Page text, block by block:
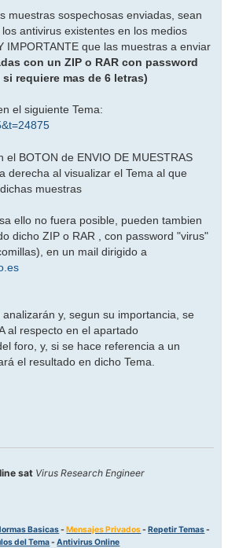
muestras sospechosas enviadas, sean
antivirus existentes en los medios
IMPORTANTE que las muestras a enviar
con un ZIP o RAR con password
requiere mas de 6 letras)
el siguiente Tema:
el BOTON de ENVIO DE MUESTRAS
derecha al visualizar el Tema al que
muestras
ello no fuera posible, pueden tambien
dicho ZIP o RAR , con password "virus"
en un mail dirigido a
y, segun su importancia, se
al respecto en el apartado
foro, y, si se hace referencia a un
el resultado en dicho Tema.
sat Virus Research Engineer
Basicas-Mensajes Privados-Repetir Temas-
del Tema-Antivirus Online